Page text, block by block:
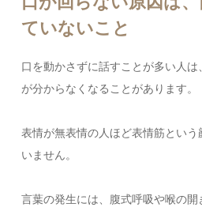
ていないこと
口を動かさずに話すことが多い人
が分からなくなることがあります。
表情が無表情の人ほど表情筋とい
いません。
言葉の発生には、腹式呼吸や喉の